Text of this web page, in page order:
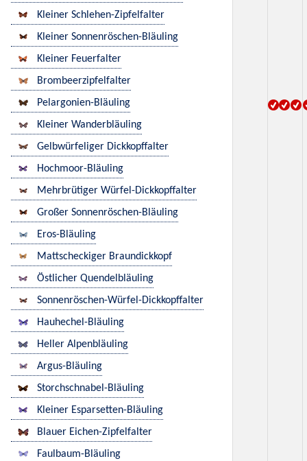
Kleiner Schlehen-Zipfelfalter
Kleiner Sonnenröschen-Bläuling
Kleiner Feuerfalter
Brombeerzipfelfalter
Pelargonien-Bläuling
Kleiner Wanderbläuling
Gelbwürfeliger Dickkopffalter
Hochmoor-Bläuling
Mehrbrütiger Würfel-Dickkopffalter
Großer Sonnenröschen-Bläuling
Eros-Bläuling
Mattscheckiger Braundickkopf
Östlicher Quendelbläuling
Sonnenröschen-Würfel-Dickkopffalter
Hauhechel-Bläuling
Heller Alpenbläuling
Argus-Bläuling
Storchschnabel-Bläuling
Kleiner Esparsetten-Bläuling
Blauer Eichen-Zipfelfalter
Faulbaum-Bläuling